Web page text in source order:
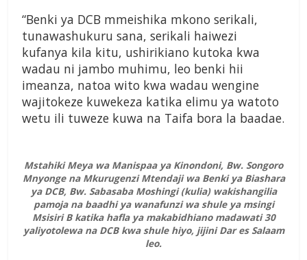
“Benki ya DCB mmeishika mkono serikali,
tunawashukuru sana, serikali haiwezi
kufanya kila kitu, ushirikiano kutoka kwa
wadau ni jambo muhimu, leo benki hii
imeanza, natoa wito kwa wadau wengine
wajitokeze kuwekeza katika elimu ya watoto
wetu ili tuweze kuwa na Taifa bora la baadae.
Mstahiki Meya wa Manispaa ya Kinondoni, Bw. Songoro
Mnyonge na Mkurugenzi Mtendaji wa Benki ya Biashara
ya DCB, Bw. Sabasaba Moshingi (kulia) wakishangilia
pamoja na baadhi ya wanafunzi wa shule ya msingi
Msisiri B katika hafla ya makabidhiano madawati 30
yaliyotolewa na DCB kwa shule hiyo, jijini Dar es Salaam
leo.